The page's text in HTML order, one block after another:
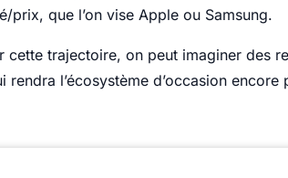
que l’on vise Apple ou Samsung.
cette trajectoire, on peut imaginer des
l’écosystème d’occasion